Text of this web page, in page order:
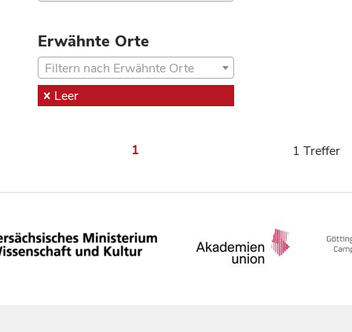
Erwähnte Orte
Filtern nach Erwähnte Orte
Leer
1 1 Treffer